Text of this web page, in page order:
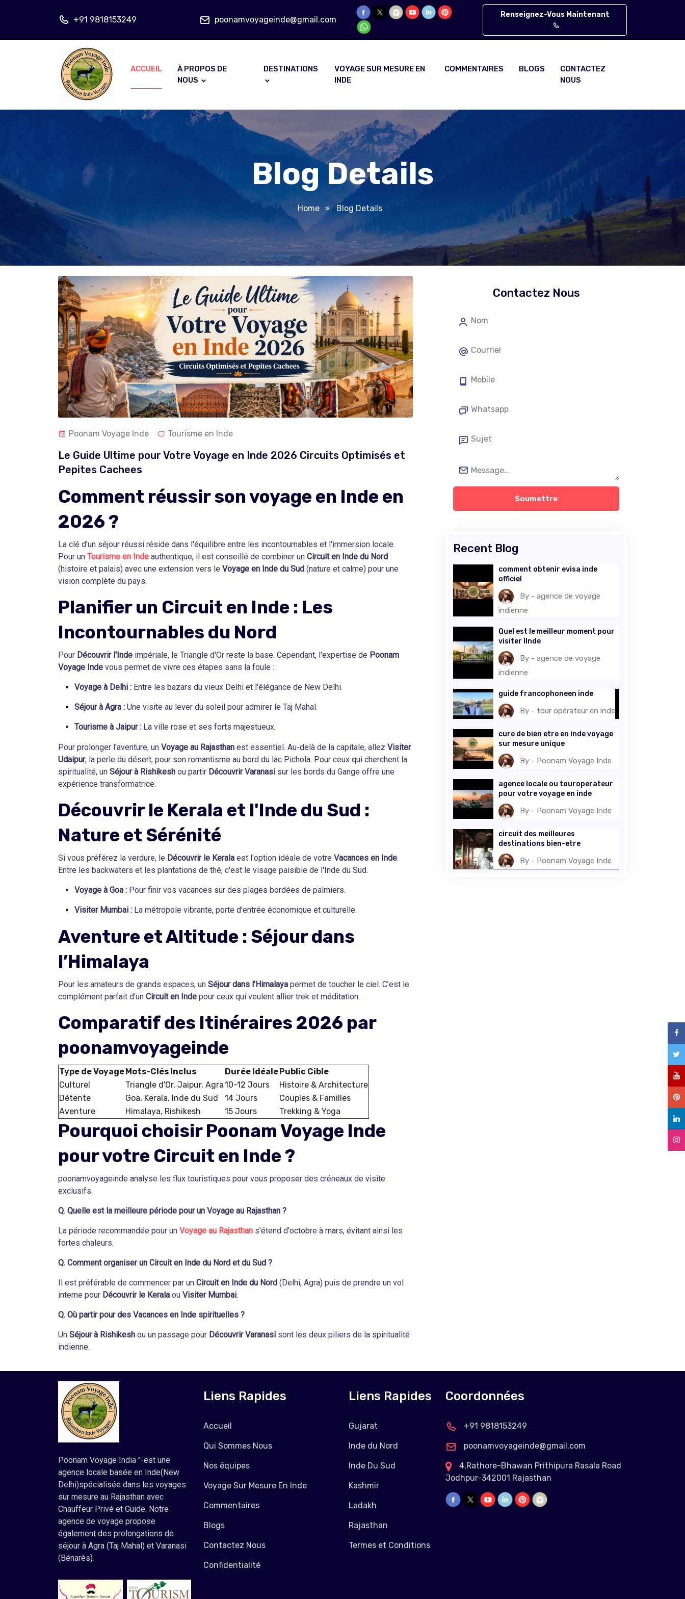
+91 9818153249 poonamvoyageinde@gmail.com
Renseignez-Vous Maintenant
ACCUEIL
À PROPOS DE
NOUS
DESTINATIONS
VOYAGE SUR MESURE EN
INDE
COMMENTAIRES BLOGS
CONTACTEZ
NOUS
Blog Details
Home Blog Details
Poonam Voyage Inde Tourisme en Inde
Le Guide Ultime pour Votre Voyage en Inde 2026 Circuits Optimisés et
Pepites Cachees
Comment réussir son voyage en Inde en
2026 ?
La clé d'un séjour réussi réside dans l'équilibre entre les incontournables et l'immersion locale.
Pour un Tourisme en Inde authentique, il est conseillé de combiner un Circuit en Inde du Nord
(histoire et palais) avec une extension vers le Voyage en Inde du Sud (nature et calme) pour une
vision complète du pays.
Planifier un Circuit en Inde : Les
Incontournables du Nord
Pour Découvrir l'Inde impériale, le Triangle d'Or reste la base. Cependant, l'expertise de Poonam
Voyage Inde vous permet de vivre ces étapes sans la foule :
Voyage à Delhi : Entre les bazars du vieux Delhi et l'élégance de New Delhi.
Séjour à Agra : Une visite au lever du soleil pour admirer le Taj Mahal.
Tourisme à Jaipur : La ville rose et ses forts majestueux.
Pour prolonger l'aventure, un Voyage au Rajasthan est essentiel. Au-delà de la capitale, allez Visiter
Udaipur, la perle du désert, pour son romantisme au bord du lac Pichola. Pour ceux qui cherchent la
spiritualité, un Séjour à Rishikesh ou partir Découvrir Varanasi sur les bords du Gange offre une
expérience transformatrice.
Découvrir le Kerala et l'Inde du Sud :
Nature et Sérénité
Si vous préférez la verdure, le Découvrir le Kerala est l'option idéale de votre Vacances en Inde.
Entre les backwaters et les plantations de thé, c'est le visage paisible de l'Inde du Sud.
Voyage à Goa : Pour finir vos vacances sur des plages bordées de palmiers.
Visiter Mumbai : La métropole vibrante, porte d'entrée économique et culturelle.
Aventure et Altitude : Séjour dans
l’Himalaya
Pour les amateurs de grands espaces, un Séjour dans l’Himalaya permet de toucher le ciel. C’est le
complément parfait d’un Circuit en Inde pour ceux qui veulent allier trek et méditation.
Comparatif des Itinéraires 2026 par
poonamvoyageinde
Type de Voyage Mots-Clés Inclus Durée Idéale Public Cible
Culturel
Triangle d'Or, Jaipur, Agra10-12 Jours
Histoire & Architecture
Détente
Goa, Kerala, Inde du Sud 14 Jours
Couples & Familles
Aventure
Himalaya, Rishikesh 15 Jours Trekking & Yoga
Pourquoi choisir Poonam Voyage Inde
pour votre Circuit en Inde ?
poonamvoyageinde analyse les flux touristiques pour vous proposer des créneaux de visite
exclusifs.
Q. Quelle est la meilleure période pour un Voyage au Rajasthan ?
La période recommandée pour un Voyage au Rajasthan s'étend d'octobre à mars, évitant ainsi les
fortes chaleurs.
Q. Comment organiser un Circuit en Inde du Nord et du Sud ?
Il est préférable de commencer par un Circuit en Inde du Nord (Delhi, Agra) puis de prendre un vol
interne pour Découvrir le Kerala ou Visiter Mumbai.
Q. Où partir pour des Vacances en Inde spirituelles ?
Un Séjour à Rishikesh ou un passage pour Découvrir Varanasi sont les deux piliers de la spiritualité
indienne.
Contactez Nous
Soumettre
Recent Blog
comment obtenir evisa inde
officiel
By - agence de voyage
indienne
Quel est le meilleur moment pour
visiter lInde
By - agence de voyage
indienne
guide francophoneen inde
By - tour opérateur en inde
cure de bien etre en inde voyage
sur mesure unique
By - Poonam Voyage Inde
agence locale ou touroperateur
pour votre voyage en inde
By - Poonam Voyage Inde
circuit des meilleures
destinations bien-etre
By - Poonam Voyage Inde
Poonam Voyage India "-est une
agence locale basée en Inde(New
Delhi)spécialisée dans les voyages
sur mesure au Rajasthan avec
Chauffeur Privé et Guide. Notre
agence de voyage propose
également des prolongations de
séjour à Agra (Taj Mahal) et Varanasi
(Bénarès).
Liens Rapides
Accueil
Qui Sommes Nous
Nos équipes
Voyage Sur Mesure En Inde
Commentaires
Blogs
Contactez Nous
Confidentialité
Liens Rapides
Gujarat
Inde du Nord
Inde Du Sud
Kashmir
Ladakh
Rajasthan
Termes et Conditions
Coordonnées
+91 9818153249
poonamvoyageinde@gmail.com
4,Rathore-Bhawan Prithipura Rasala Road
Jodhpur-342001 Rajasthan